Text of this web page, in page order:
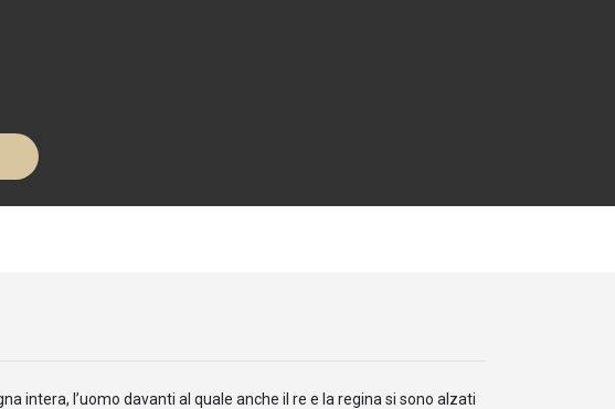
intera, l’uomo davanti al quale anche il re e la regina si sono alzati